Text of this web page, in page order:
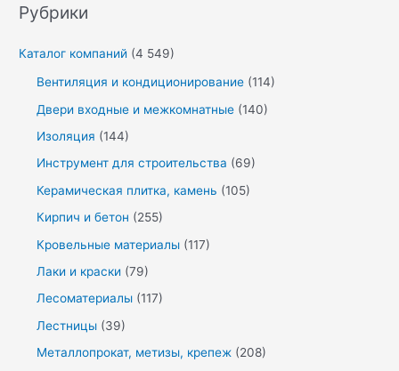
Рубрики
Каталог компаний (4 549)
Вентиляция и кондиционирование (114)
Двери входные и межкомнатные (140)
Изоляция (144)
Инструмент для строительства (69)
Керамическая плитка, камень (105)
Кирпич и бетон (255)
Кровельные материалы (117)
Лаки и краски (79)
Лесоматериалы (117)
Лестницы (39)
Металлопрокат, метизы, крепеж (208)